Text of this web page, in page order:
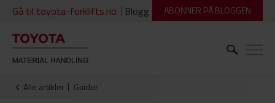
Gå til toyota-forklifts.no Blogg ABONNER PÅ BLOGGEN
Alle artikler guider